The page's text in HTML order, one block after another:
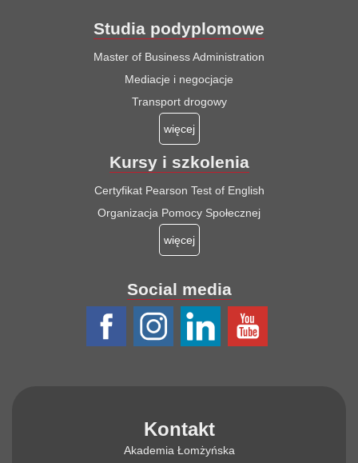
Studia podyplomowe
Master of Business Administration
Mediacje i negocjacje
Transport drogowy
więcej
Kursy i szkolenia
Certyfikat Pearson Test of English
Organizacja Pomocy Społecznej
więcej
Social media
Kontakt
Akademia Łomżyńska